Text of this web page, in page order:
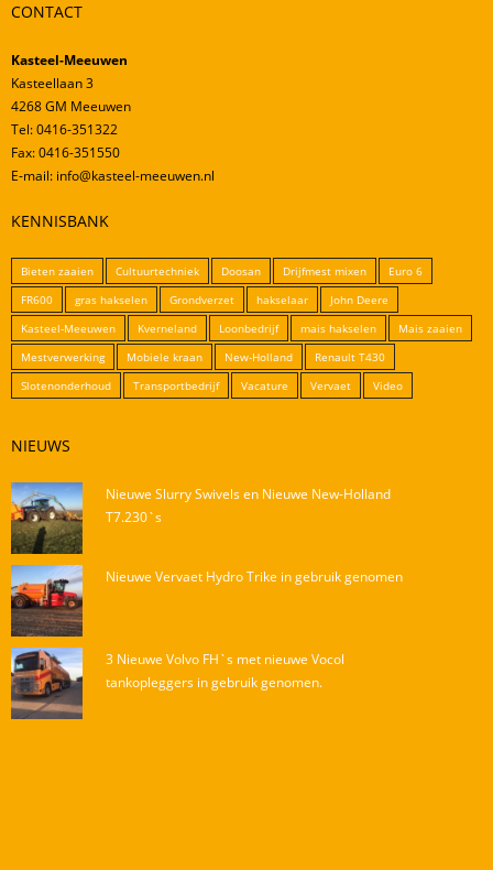
CONTACT
Kasteel-Meeuwen
Kasteellaan 3
4268 GM Meeuwen
Tel: 0416-351322
Fax: 0416-351550
E-mail: info@kasteel-meeuwen.nl
KENNISBANK
Bieten zaaien Cultuurtechniek Doosan Drijfmest mixen
Euro 6
FR600
gras hakselen Grondverzet hakselaar
John Deere
Kasteel-Meeuwen
Kverneland Loonbedrijf mais hakselen
Mais zaaien
Mestverwerking
Mobiele kraan New-Holland
Renault T430
Slotenonderhoud
Transportbedrijf Vacature Vervaet Video
NIEUWS
Nieuwe Slurry Swivels en Nieuwe New-Holland
T7.230`s
Nieuwe Vervaet Hydro Trike in gebruik genomen
3 Nieuwe Volvo FH`s met nieuwe Vocol
tankopleggers in gebruik genomen.